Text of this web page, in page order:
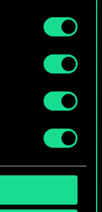
련 설정은 아래의